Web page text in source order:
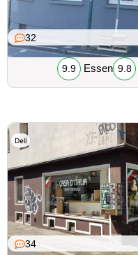
32
9.9 Essen 9.8
Deli
34